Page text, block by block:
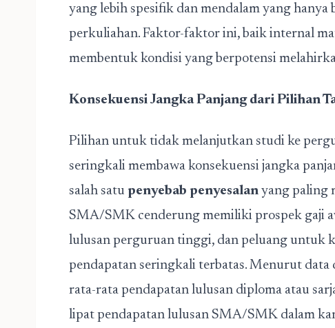
yang lebih spesifik dan mendalam yang hanya
perkuliahan. Faktor-faktor ini, baik internal
membentuk kondisi yang berpotensi
Konsekuensi Jangka Panjang dari Pilihan
Pilihan untuk tidak melanjutkan studi ke
seringkali membawa konsekuensi jangka
salah satu penyebab penyesalan yang paling
SMA/SMK cenderung memiliki prospek gaji
lulusan perguruan tinggi, dan peluang untuk
pendapatan seringkali terbatas. Menurut data
rata-rata pendapatan lulusan diploma atau
lipat pendapatan lulusan SMA/SMK dalam